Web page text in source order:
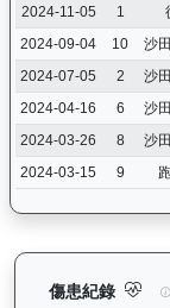
2024-11-05
1
2024-09-04
10 沙
2024-07-05
2 沙
2024-04-16
6 沙
2024-03-26
8 沙
2024-03-15
9
傷患紀錄